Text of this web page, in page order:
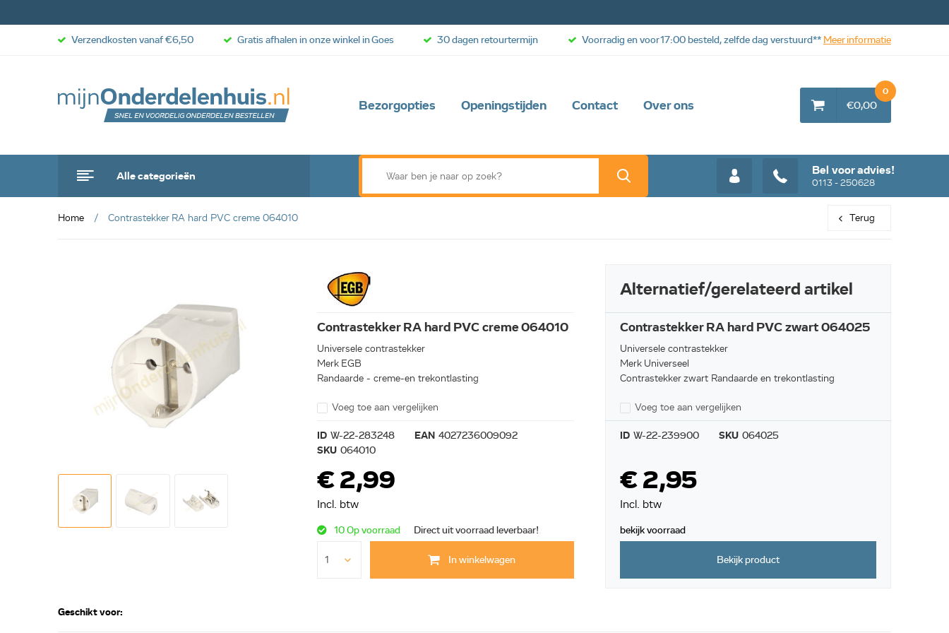
Bezorgopties Openingstijden Contact Over ons
Alle categorieën Bel voor advies!
0113 - 250628
€0,00
0
Verzendkosten vanaf €6,50 Gratis afhalen in onze winkel in Goes 30 dagen retourtermijn Voorradig en voor 17:00 besteld, zelfde dag verstuurd** Meer informatie
Home Contrastekker RA hard PVC creme 064010 Terug
Contrastekker RA hard PVC creme 064010
Universele contrastekker
Merk EGB
Randaarde - creme-en trekontlasting
Voeg toe aan vergelijken
ID W-22-283248 EAN 4027236009092
SKU 064010
€ 2,99
Incl. btw
10 Op voorraad Direct uit voorraad leverbaar!
In winkelwagen
Alternatief/gerelateerd artikel
Contrastekker RA hard PVC zwart 064025
Universele contrastekker
Merk Universeel
Contrastekker zwart Randaarde en trekontlasting
Voeg toe aan vergelijken
ID W-22-239900 SKU 064025
€ 2,95
Incl. btw
bekijk voorraad
Bekijk product
Geschikt voor: